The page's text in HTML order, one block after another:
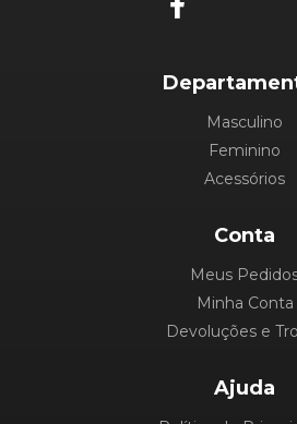
Masculino
Feminino
Acessórios
Conta
Meus
Minha Conta
Devoluções e
Ajuda